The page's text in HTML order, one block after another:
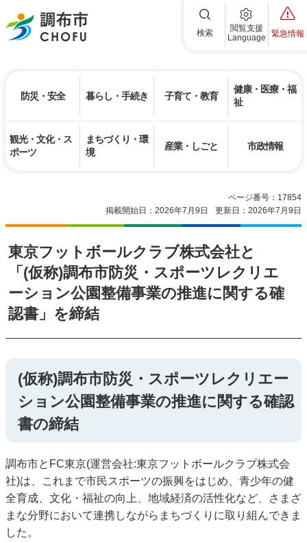
調布市 検索
閲覧支援
Language
緊急情報
防災・安全 暮らし・手続き 子育て・教育
健康・医療・福
祉
観光・文化・ス
ポーツ
まちづくり・環
境
産業・しごと 市政情報
ページ番号：17854
掲載開始日：2026年7月9日
更新日：2026年7月9日
東京フットボールクラブ株式会社と
「(仮称)調布市防災・スポーツレクリエ
ーション公園整備事業の推進に関する確
認書」を締結
(仮称)調布市防災・スポーツレクリエー
ション公園整備事業の推進に関する確認
書の締結
調布市とFC東京(運営会社:東京フットボールクラブ株式会
社)は、これまで市民スポーツの振興をはじめ、青少年の健
全育成、文化・福祉の向上、地域経済の活性化など、さまざ
まな分野において連携しながらまちづくりに取り組んできま
した。